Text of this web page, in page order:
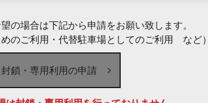
の場合は下記から申請をお願い致します。
めのご利用・代替駐車場としてのご利用 など）
封鎖・専用利用の申請